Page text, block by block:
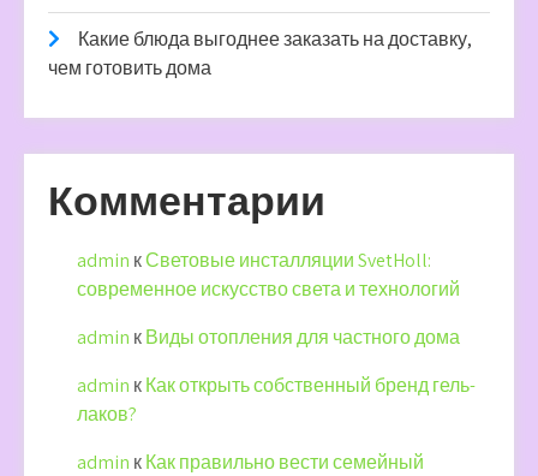
Какие блюда выгоднее заказать на доставку,
чем готовить дома
Комментарии
admin кСветовые инсталляции SvetHoll:
современное искусство света и технологий
admin кВиды отопления для частного дома
admin кКак открыть собственный бренд гель-
лаков?
admin кКак правильно вести семейный